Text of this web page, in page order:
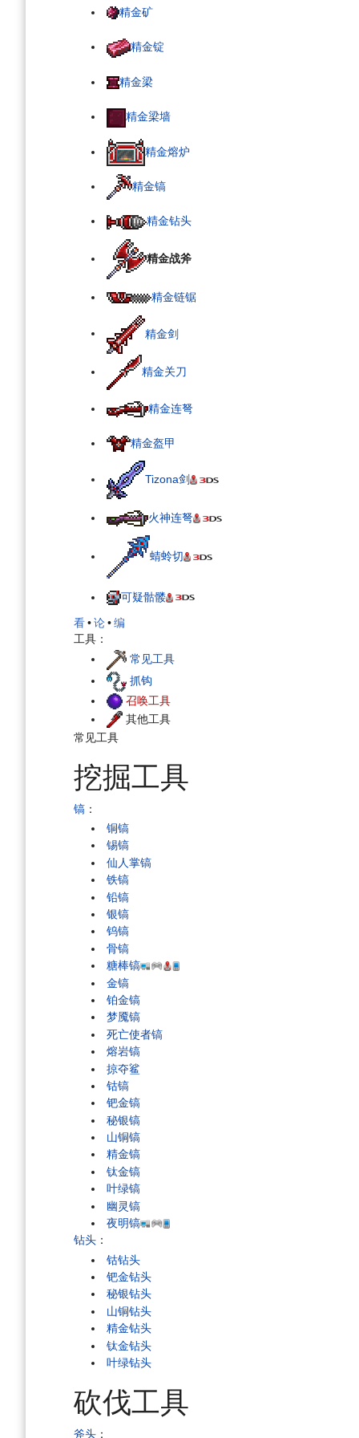
精金矿
精金锭
精金梁
精金梁墙
精金熔炉
精金镐
精金钻头
精金战斧
精金链锯
精金剑
精金关刀
精金连弩
精金盔甲
Tizona剑
火神连弩
蜻蛉切
可疑骷髅
看•论•编
工具：
常见工具
抓钩
召唤工具
其他工具
常见工具
挖掘工具
镐 ：
铜镐
锡镐
仙人掌镐
铁镐
铅镐
银镐
钨镐
骨镐
糖棒镐
金镐
铂金镐
梦魇镐
死亡使者镐
熔岩镐
掠夺鲨
钴镐
钯金镐
秘银镐
山铜镐
精金镐
钛金镐
叶绿镐
幽灵镐
夜明镐
钻头 ：
钴钻头
钯金钻头
秘银钻头
山铜钻头
精金钻头
钛金钻头
叶绿钻头
砍伐工具
斧头 ：